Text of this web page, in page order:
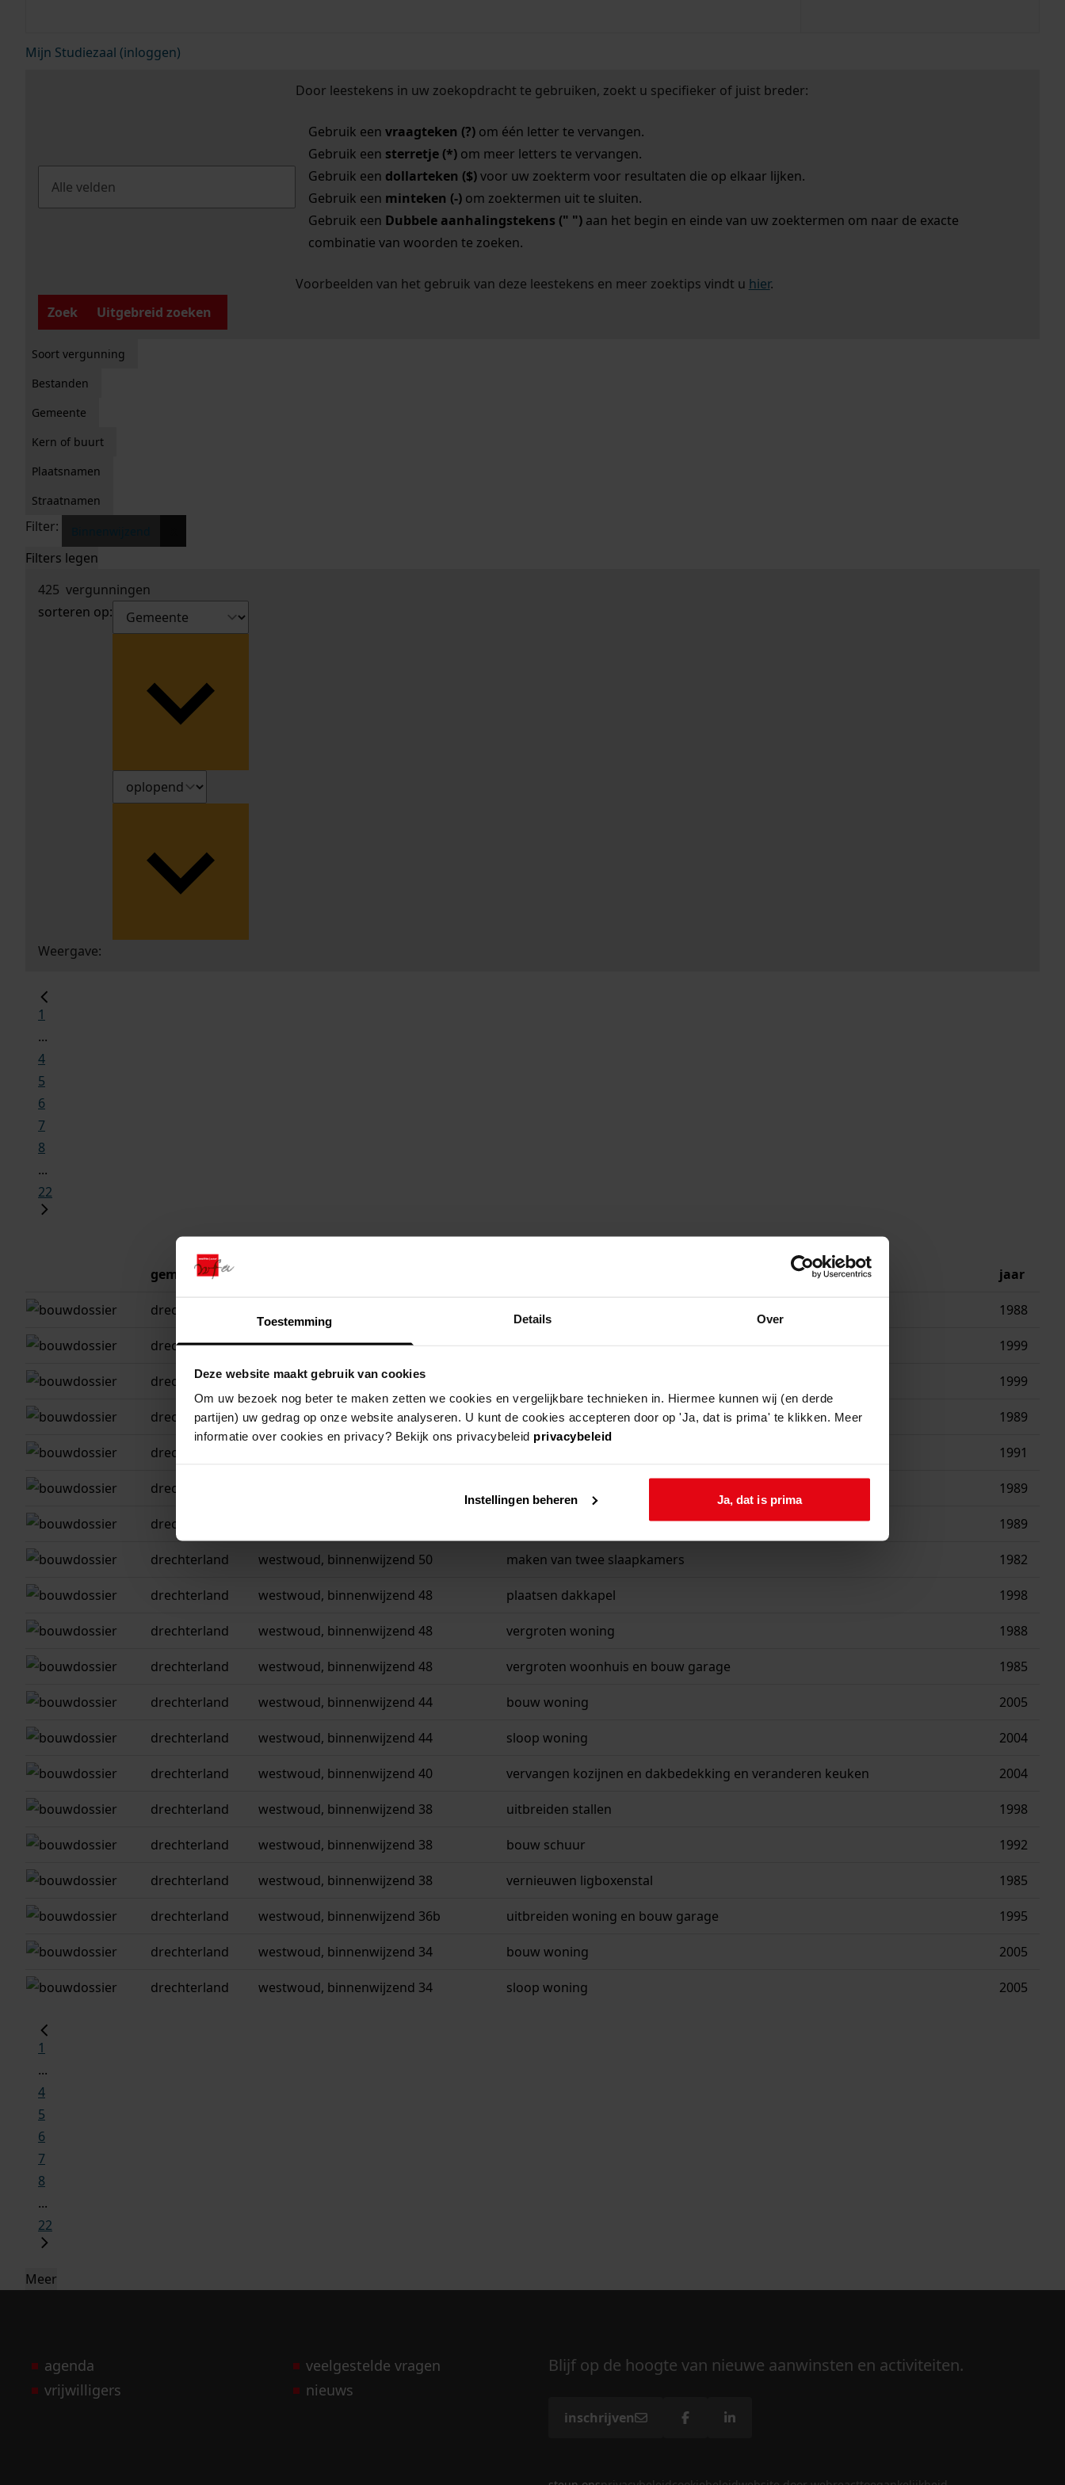
Toestemming Details Over
Deze website maakt gebruik van cookies
Om uw bezoek nog beter te maken zetten we cookies en vergelijkbare technieken in. Hiermee kunnen wij (en derde
partijen) uw gedrag op onze website analyseren. U kunt de cookies accepteren door op 'Ja, dat is prima' te klikken. Meer
informatie over cookies en privacy? Bekijk ons privacybeleid privacybeleid
Instellingen beheren Ja, dat is prima
Mijn Studiezaal (inloggen)
Door leestekens in uw zoekopdracht te gebruiken, zoekt u specifieker of juist breder:
Gebruik een vraagteken (?)om één letter te vervangen.
Gebruik een sterretje (*)om meer letters te vervangen.
Gebruik een dollarteken ($)voor uw zoekterm voor resultaten die op elkaar lijken.
Gebruik een minteken (-)om zoektermen uit te sluiten.
Gebruik een Dubbele aanhalingstekens (" ")aan het begin en einde van uw zoektermen om naar de exacte
combinatie van woorden te zoeken.
Voorbeelden van het gebruik van deze leestekens en meer zoektips vindt u hier.
Zoek
Uitgebreid zoeken
Soort vergunning
Bestanden
Gemeente
Kern of buurt
Plaatsnamen
Straatnamen
Filter:
Filters legen
425 vergunningen
sorteren op:
Weergave:
1
...
4
5
6
7
8
...
22
gemeente jaar
drechterland 1988
drechterland westwoud, binnenwijzend 64 1999
drechterland westwoud, binnenwijzend 64 1999
drechterland westwoud, binnenwijzend 62 bouw aanbouw woning 1989
drechterland 1991
drechterland 1989
drechterland 1989
drechterland westwoud, binnenwijzend 50 maken van twee slaapkamers 1982
drechterland westwoud, binnenwijzend 48 plaatsen dakkapel 1998
drechterland westwoud, binnenwijzend 48 vergroten woning 1988
drechterland westwoud, binnenwijzend 48 vergroten woonhuis en bouw garage 1985
drechterland westwoud, binnenwijzend 44 bouw woning 2005
drechterland westwoud, binnenwijzend 44 sloop woning 2004
drechterland westwoud, binnenwijzend 40 vervangen kozijnen en dakbedekking en veranderen keuken 2004
drechterland westwoud, binnenwijzend 38 uitbreiden stallen 1998
drechterland westwoud, binnenwijzend 38 bouw schuur 1992
drechterland westwoud, binnenwijzend 38 vernieuwen ligboxenstal 1985
drechterland westwoud, binnenwijzend 36b uitbreiden woning en bouw garage 1995
drechterland westwoud, binnenwijzend 34 bouw woning 2005
drechterland westwoud, binnenwijzend 34 sloop woning 2005
1
...
4
5
6
7
8
...
22
Meer
agenda
vrijwilligers
veelgestelde vragen
nieuws
Blijf op de hoogte van nieuwe aanwinsten en activiteiten.
inschrijven